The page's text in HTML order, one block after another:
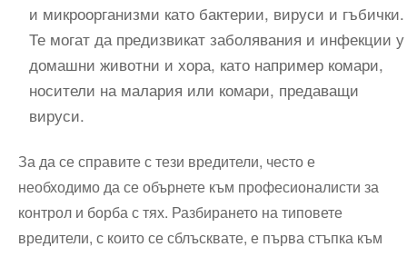
и микроорганизми като бактерии, вируси и гъбички.
Те могат да предизвикат заболявания и инфекции у
домашни животни и хора, като например комари,
носители на малария или комари, предаващи
вируси.
За да се справите с тези вредители, често е
необходимо да се обърнете към професионалисти за
контрол и борба с тях. Разбирането на типовете
вредители, с които се сблъсквате, е първа стъпка към